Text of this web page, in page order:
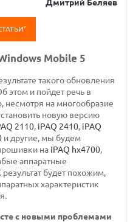
Дмитрий Беляев
Mobile 5
такого обновления
этом и пойдет речь в
несмотря на многообразие
новую версию
2110, iPAQ 2410, iPAQ
и другие, мы будем
на iPAQ hx4700,
аппаратные
будет похожим,
характеристик
с новыми проблемами